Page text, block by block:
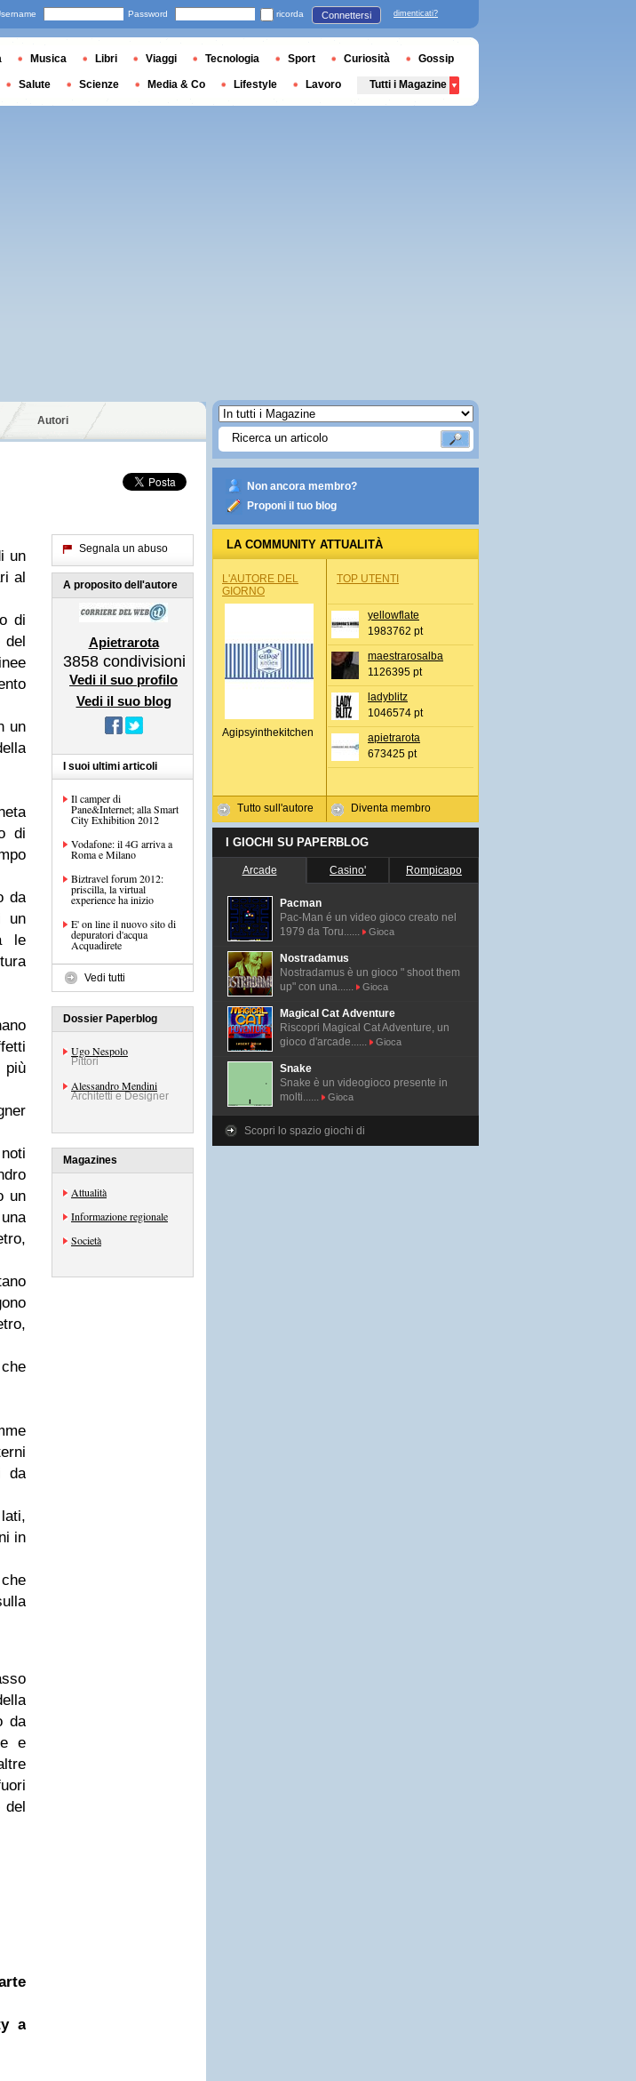
Autori
un
al
di
del
un
di
da
un
le
più
un
da
in
da
e
del
a
Segnala un abuso
A proposito dell'autore
Apietrarota
3858 condivisioni
Vedi il suo profilo
Vedi il suo blog
I suoi ultimi articoli
Il camper di
Pane&Internet; alla Smart
City Exhibition 2012
Vodafone: il 4G arriva a
Roma e Milano
Biztravel forum 2012:
priscilla, la virtual
experience ha inizio
E' on line il nuovo sito di
depuratori d'acqua
Acquadirete
Vedi tutti
Dossier Paperblog
Ugo Nespolo
Pittori
Alessandro Mendini
Architetti e Designer
Magazines
Attualità
Informazione regionale
Società
Non ancora membro?
Proponi il tuo blog
LA COMMUNITY ATTUALITÀ
L'AUTORE DEL
GIORNO
Agipsyinthekitchen
Tutto sull'autore
TOP UTENTI
yellowflate
1983762 pt
maestrarosalba
1126395 pt
ladyblitz
1046574 pt
apietrarota
673425 pt
Diventa membro
I GIOCHI SU PAPERBLOG
Arcade Casino' Rompicapo
Pacman
Pac-Man é un video gioco creato nel
1979 da Toru......
Gioca
Nostradamus
Nostradamus è un gioco " shoot them
up" con una......
Gioca
Magical Cat Adventure
Riscopri Magical Cat Adventure, un
gioco d'arcade......
Gioca
Snake
Snake è un videogioco presente in
molti......
Gioca
Scopri lo spazio giochi di
Password ricorda Connettersi dimenticati?
Musica Libri Viaggi Tecnologia Sport Curiosità Gossip
Salute Scienze Media & Co Lifestyle Lavoro Tutti i Magazine